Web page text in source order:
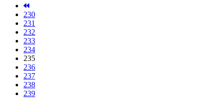
230
231
232
233
234
235
236
237
238
239